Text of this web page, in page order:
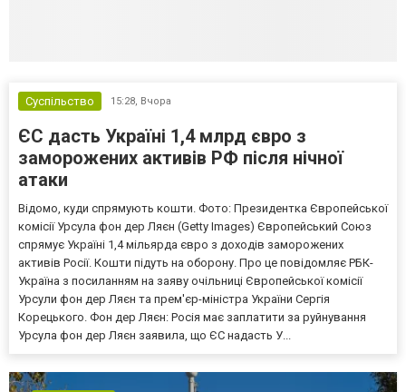
Суспільство 15:28, Вчора
ЄС дасть Україні 1,4 млрд євро з
заморожених активів РФ після нічної
атаки
Відомо, куди спрямують кошти. Фото: Президентка Європейської
комісії Урсула фон дер Ляєн (Getty Images) Європейський Союз
спрямує Україні 1,4 мільярда євро з доходів заморожених
активів Росії. Кошти підуть на оборону. Про це повідомляє РБК-
Україна з посиланням на заяву очільниці Європейської комісії
Урсули фон дер Ляєн та прем'єр-міністра України Сергія
Корецького. Фон дер Ляєн: Росія має заплатити за руйнування
Урсула фон дер Ляєн заявила, що ЄС надасть У...